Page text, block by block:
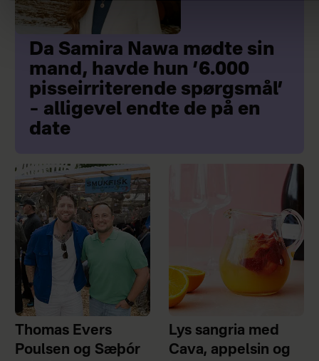
Da Samira Nawa mødte sin
mand, havde hun ’6.000
pisseirriterende spørgsmål’
– alligevel endte de på en
date
Thomas Evers
Poulsen og Sæþór
Lys sangria med
Cava, appelsin og